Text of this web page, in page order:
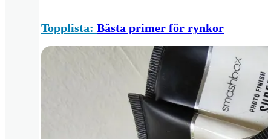
Topplista: Bästa primer för rynkor